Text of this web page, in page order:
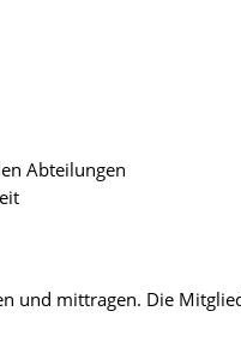
Abteilungen
und mittragen. Die